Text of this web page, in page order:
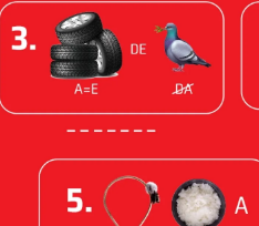
Literasi Umum 2026